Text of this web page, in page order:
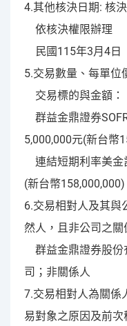
4.其他核決日期: 核
依核決權限辦理
民國115年3月4日
5.交易數量、每單位
交易標的與金額：
群益金鼎證券
5,000,000元(新台幣
連結短期利率美金
(新台幣158,000,000)
6.交易相對人及其與
然人，且非公司之
群益金鼎證券股份
司；非關係人
7.交易相對人為關係
易對象之原因及前